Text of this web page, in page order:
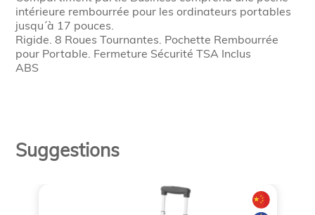
intérieure rembourrée pour les ordinateurs portables
jusqu´à 17 pouces.
Rigide. 8 Roues Tournantes. Pochette Rembourrée
pour Portable. Fermeture Sécurité TSA Inclus
ABS
Suggestions